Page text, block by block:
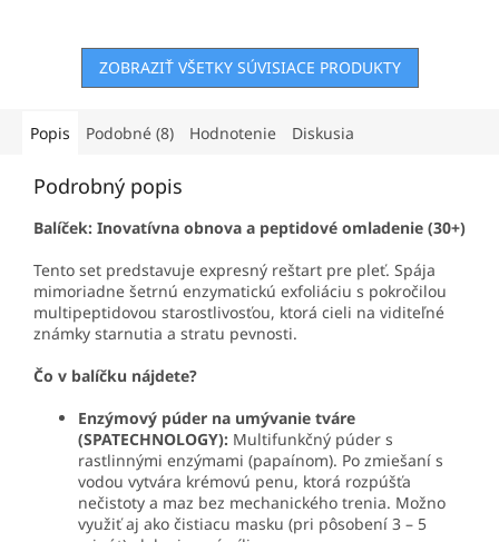
ZOBRAZIŤ VŠETKY SÚVISIACE PRODUKTY
Popis Podobné (8) Hodnotenie Diskusia
Podrobný popis
Balíček: Inovatívna obnova a peptidové omladenie (30+)
Tento set predstavuje expresný reštart pre pleť. Spája
mimoriadne šetrnú enzymatickú exfoliáciu s pokročilou
multipeptidovou starostlivosťou, ktorá cieli na viditeľné
známky starnutia a stratu pevnosti.
Čo v balíčku nájdete?
Enzýmový púder na umývanie tváre
(SPATECHNOLOGY): Multifunkčný púder s
rastlinnými enzýmami (papaínom). Po zmiešaní s
vodou vytvára krémovú penu, ktorá rozpúšťa
nečistoty a maz bez mechanického trenia. Možno
využiť aj ako čistiacu masku (pri pôsobení 3 – 5